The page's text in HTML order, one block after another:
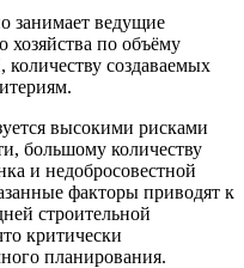
занимает ведущие
хозяйства по объёму
создаваемых
высокими рисками
большому количеству
и недобросовестной
факторы приводят к
строительной
критически
планирования.